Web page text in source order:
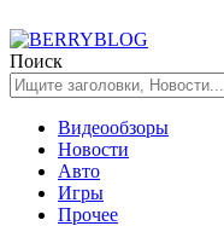
Поиск
Видеообзоры
Новости
Авто
Игры
Прочее